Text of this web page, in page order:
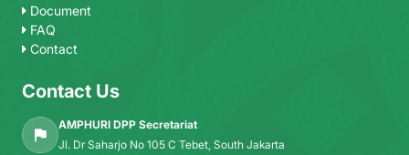
Document
FAQ
Contact
Contact Us
AMPHURI DPP Secretariat
Jl. Dr Saharjo No 105 C Tebet, South Jakarta